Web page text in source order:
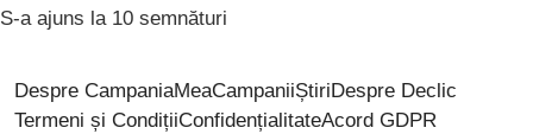
S-a ajuns la 10 semnături
Despre CampaniaMeaCampaniiȘtiri Despre Declic
Termeni și CondițiiConfidențialitateAcord GDPR